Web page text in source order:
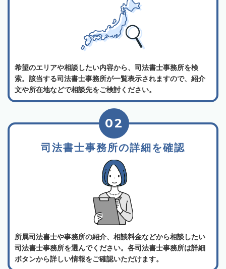
希望のエリアや相談したい内容から、司法書士事務所を検
索。該当する司法書士事務所が一覧表示されますので、紹介
文や所在地などで相談先をご検討ください。
司法書士事務所の詳細を確認
02
所属司法書士や事務所の紹介、相談料金などから相談したい
司法書士事務所を選んでください。各司法書士事務所は詳細
ボタンから詳しい情報をご確認いただけます。